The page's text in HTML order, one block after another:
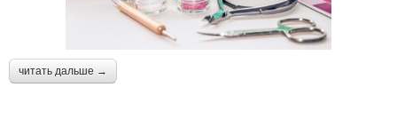
читать дальше →